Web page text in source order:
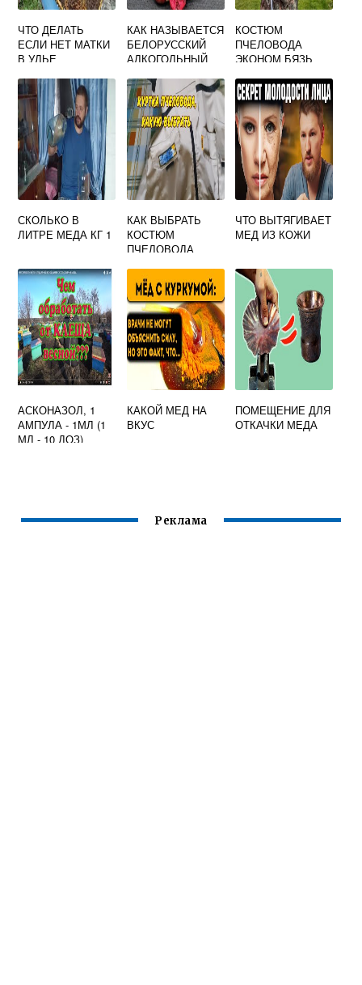
ЧТО ДЕЛАТЬ
ЕСЛИ НЕТ МАТКИ
В УЛЬЕ
КАК НАЗЫВАЕТСЯ
БЕЛОРУССКИЙ
АЛКОГОЛЬНЫЙ
МЕДУ И
ПРЯНОСТЯХ
КОСТЮМ
ПЧЕЛОВОДА
ЭКОНОМ БЯЗЬ
СКОЛЬКО В
ЛИТРЕ МЕДА КГ 1
КАК ВЫБРАТЬ
КОСТЮМ
ПЧЕЛОВОДА
ЧТО ВЫТЯГИВАЕТ
МЕД ИЗ КОЖИ
АСКОНАЗОЛ, 1
АМПУЛА - 1МЛ (1
МЛ - 10 ДОЗ)
КАКОЙ МЕД НА
ВКУС
ПОМЕЩЕНИЕ ДЛЯ
ОТКАЧКИ МЕДА
Реклама